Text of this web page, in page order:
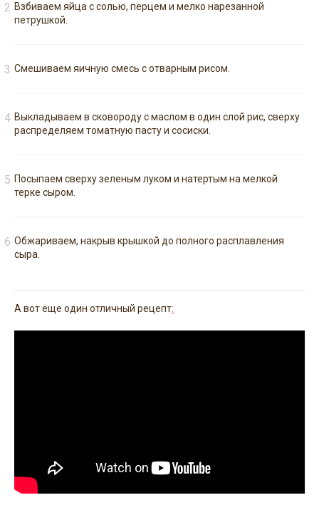
Взбиваем яйца с солью, перцем и мелко нарезанной
петрушкой.
Смешиваем яичную смесь с отварным рисом.
Выкладываем в сковороду с маслом в один слой рис, сверху
распределяем томатную пасту и сосиски.
Посыпаем сверху зеленым луком и натертым на мелкой
терке сыром.
Обжариваем, накрыв крышкой до полного расплавления
сыра.
А вот еще один отличный рецепт: